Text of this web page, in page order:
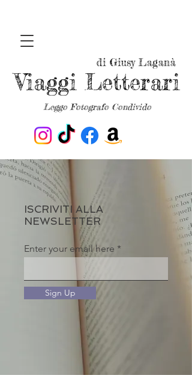
Leggo Fotografo Condivido
Viaggi Letterari
di Giusy Laganà
ISCRIVITI ALLA
NEWSLETTER
Enter your email here
Sign Up